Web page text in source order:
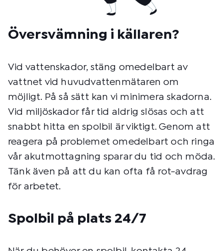
Översvämning i källaren?
Vid vattenskador, stäng omedelbart av
vattnet vid huvudvattenmätaren om
möjligt. På så sätt kan vi minimera skadorna.
Vid miljöskador får tid aldrig slösas och att
snabbt hitta en spolbil är viktigt. Genom att
reagera på problemet omedelbart och ringa
vår akutmottagning sparar du tid och möda.
Tänk även på att du kan ofta få rot-avdrag
för arbetet.
Spolbil på plats 24/7